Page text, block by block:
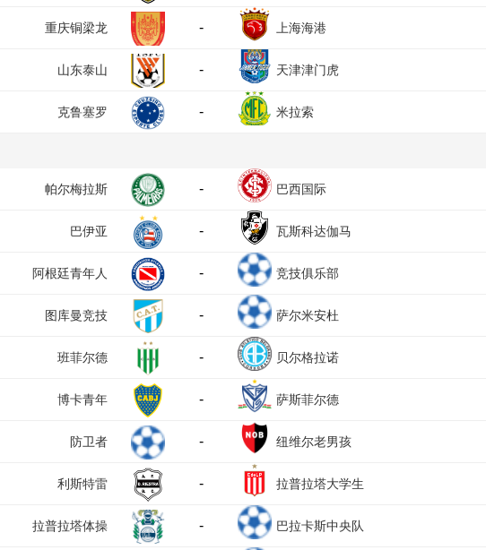
重庆铜梁龙 - 上海海港
山东泰山 - 天津津门虎
克鲁塞罗 - 米拉索
帕尔梅拉斯 - 巴西国际
巴伊亚 - 瓦斯科达伽马
阿根廷青年人 - 竞技俱乐部
图库曼竞技 - 萨尔米安杜
班菲尔德 - 贝尔格拉诺
博卡青年 - 萨斯菲尔德
防卫者 - 纽维尔老男孩
利斯特雷 - 拉普拉塔大学生
拉普拉塔体操 - 巴拉卡斯中央队